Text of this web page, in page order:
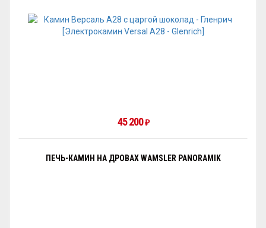
45 200₽
ПЕЧЬ-КАМИН НА ДРОВАХ WAMSLER PANORAMIK